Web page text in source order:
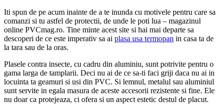
Iti spun de pe acum inainte de a te inunda cu motivele pentru care sa
comanzi si tu astfel de protectii, de unde le poti lua – magazinul
online PVCmag.ro. Tine minte acest site si hai mai departe sa
descoperi de ce este imperativ sa ai plasa usa termopan in casa ta de
la tara sau de la oras.
Plasele contra insecte, cu cadru din aluminiu, sunt potrivite pentru o
gama larga de tamplarii. Deci nu ai de ce sa-ti faci griji daca nu ai in
locuinta ta geamuri si usi din PVC. Si lemnul, metalul sau aluminiul
sunt servite in egala masura de aceste accesorii rezistente si fine. Ele
nu doar ca protejeaza, ci ofera si un aspect estetic destul de placut.